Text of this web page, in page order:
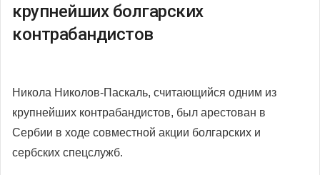
крупнейших болгарских
контрабандистов
Никола Николов-Паскаль, считающийся одним из
крупнейших контрабандистов, был арестован в
Сербии в ходе совместной акции болгарских и
сербских спецслужб.